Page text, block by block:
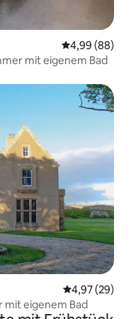
4,99 (88)
mit eigenem Bad
4,97 (29)
mit eigenem Bad